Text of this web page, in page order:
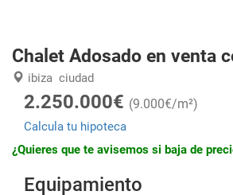
Chalet Adosado en venta
ibiza ciudad
2.250.000€ (9.000€/m²)
Calcula tu hipoteca
¿Quieres que te avisemos si baja de
Equipamiento